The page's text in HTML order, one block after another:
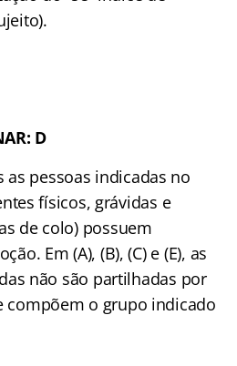
D
as pessoas indicadas no
físicos, grávidas e
de colo) possuem
Em (A), (B), (C) e (E), as
não são partilhadas por
compõem o grupo indicado